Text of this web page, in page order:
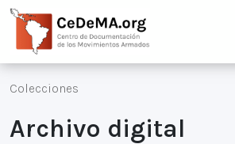
Colecciones
Archivo digital